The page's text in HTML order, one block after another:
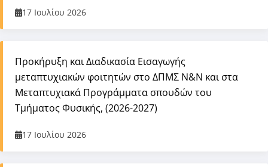
17 Ιουλίου 2026
Προκήρυξη και Διαδικασία Εισαγωγής
μεταπτυχιακών φοιτητών στο ΔΠΜΣ Ν&Ν και στα
Μεταπτυχιακά Προγράμματα σπουδών του
Τμήματος Φυσικής, (2026-2027)
17 Ιουλίου 2026